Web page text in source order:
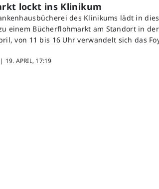
lockt ins Klinikum
des Klinikums lädt in
einem Bücherflohmarkt am Standort in
von 11 bis 16 Uhr verwandelt sich das
19. APRIL, 17:19